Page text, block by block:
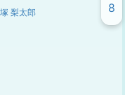
梨太郎
8